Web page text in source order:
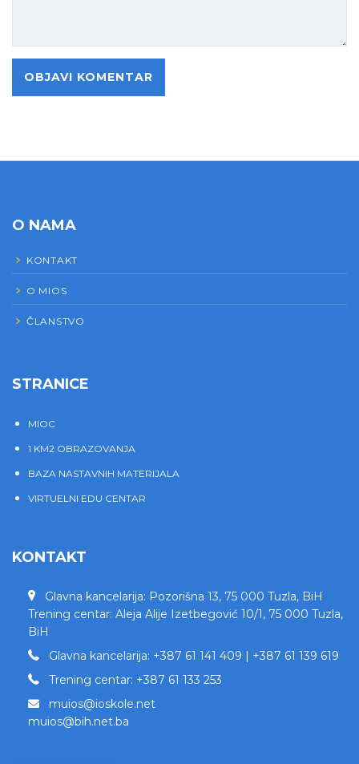
O NAMA
KONTAKT
O MIOS
ČLANSTVO
STRANICE
MIOC
1 KM2 OBRAZOVANJA
BAZA NASTAVNIH MATERIJALA
VIRTUELNI EDU CENTAR
KONTAKT
Glavna kancelarija: Pozorišna 13, 75 000 Tuzla, BiH
Trening centar: Aleja Alije Izetbegović 10/1, 75 000 Tuzla,
BiH
Glavna kancelarija: +387 61 141 409 | +387 61 139 619
Trening centar: +387 61 133 253
muios@ioskole.net
muios@bih.net.ba